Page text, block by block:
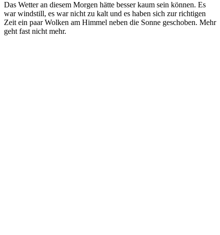
Das Wetter an diesem Morgen hätte besser kaum sein können. Es
war windstill, es war nicht zu kalt und es haben sich zur richtigen
Zeit ein paar Wolken am Himmel neben die Sonne geschoben. Mehr
geht fast nicht mehr.